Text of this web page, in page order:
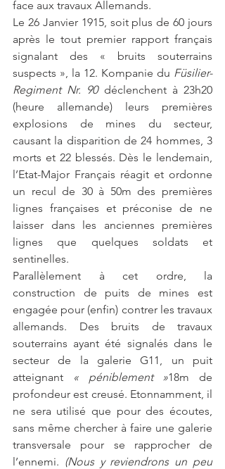
face aux travaux Allemands.
Le 26 Janvier 1915, soit plus de 60 jours
après le tout premier rapport français
signalant des « bruits souterrains
suspects », la 12. Kompanie du Füsilier-
Regiment Nr. 90 déclenchent à 23h20
(heure allemande) leurs premières
explosions de mines du secteur,
causant la disparition de 24 hommes, 3
morts et 22 blessés. Dès le lendemain,
l’Etat-Major Français réagit et ordonne
un recul de 30 à 50m des premières
lignes françaises et préconise de ne
laisser dans les anciennes premières
lignes que quelques soldats et
sentinelles.
Parallèlement à cet ordre, la
construction de puits de mines est
engagée pour (enfin) contrer les travaux
allemands. Des bruits de travaux
souterrains ayant été signalés dans le
secteur de la galerie G11, un puit
atteignant
« péniblement »18m de
profondeur est creusé. Etonnamment, il
ne sera utilisé que pour des écoutes,
sans même chercher à faire une galerie
transversale pour se rapprocher de
l’ennemi. (Nous y reviendrons un peu